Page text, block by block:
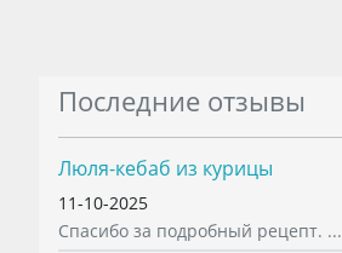
Последние отзывы
Люля-кебаб из курицы
11-10-2025
Спасибо за подробный рецепт. ...